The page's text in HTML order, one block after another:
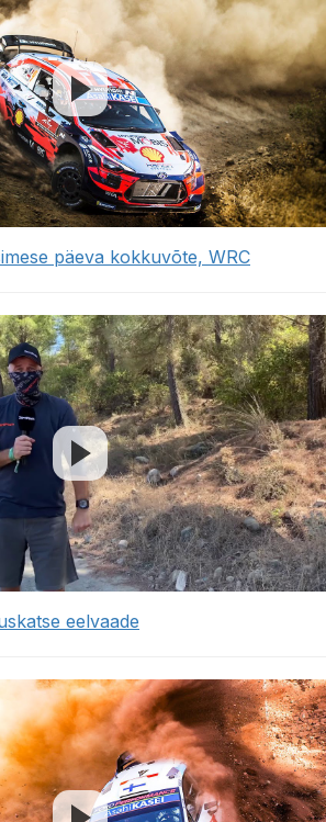
päeva kokkuvõte, WRC
eelvaade